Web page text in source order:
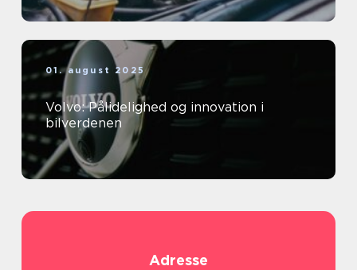
01. august 2025
Volvo: Pålidelighed og innovation i
bilverdenen
Adresse